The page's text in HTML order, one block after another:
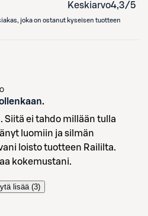
Keskiarvo4,3/5
joka on ostanut kyseisen tuotteen
Siitä ei tahdo millään tulla
luomiin ja silmän
loisto tuotteen Raililta.
kokemustani.
lisää (3)